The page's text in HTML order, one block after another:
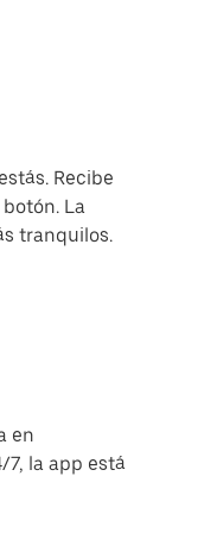
Recibe
La
tranquilos.
en
7, la app está